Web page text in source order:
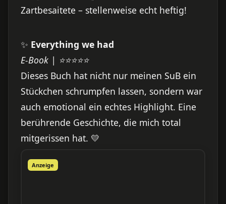
Zartbesaitete – stellenweise echt heftig!
✨ Everything we had
E-Book | ⭐⭐⭐⭐⭐
Dieses Buch hat nicht nur meinen SuB ein
Stückchen schrumpfen lassen, sondern war
auch emotional ein echtes Highlight. Eine
berührende Geschichte, die mich total
mitgerissen hat. 💛
Anzeige